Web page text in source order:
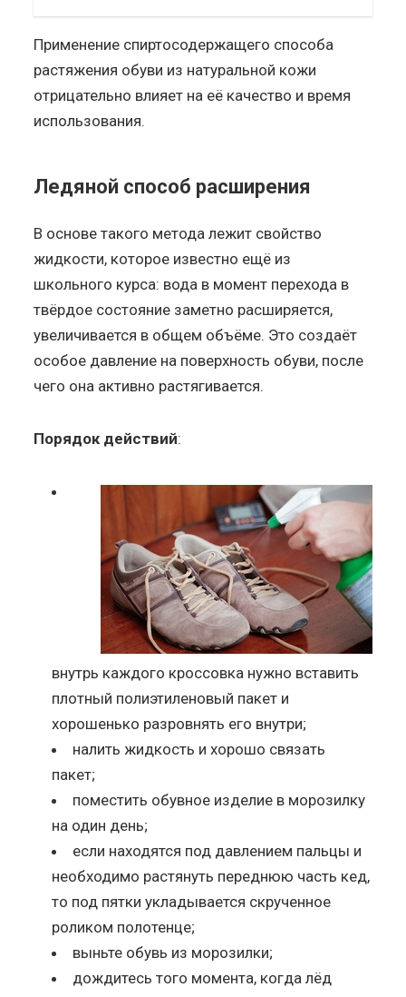
Применение спиртосодержащего способа
растяжения обуви из натуральной кожи
отрицательно влияет на её качество и время
использования.
Ледяной способ расширения
В основе такого метода лежит свойство
жидкости, которое известно ещё из
школьного курса: вода в момент перехода в
твёрдое состояние заметно расширяется,
увеличивается в общем объёме. Это создаёт
особое давление на поверхность обуви, после
чего она активно растягивается.
Порядок действий:
внутрь каждого кроссовка нужно вставить
плотный полиэтиленовый пакет и
хорошенько разровнять его внутри;
налить жидкость и хорошо связать
пакет;
поместить обувное изделие в морозилку
на один день;
если находятся под давлением пальцы и
необходимо растянуть переднюю часть кед,
то под пятки укладывается скрученное
роликом полотенце;
выньте обувь из морозилки;
дождитесь того момента, когда лёд